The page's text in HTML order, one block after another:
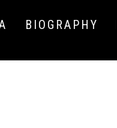
BIOGRAPHY